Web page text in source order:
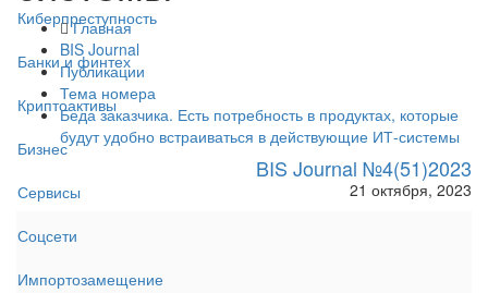
Киберпреступность
Банки и финтех
Криптоактивы
Бизнес
Сервисы
Соцсети
Импортозамещение
Главная
BIS Journal
Публикации
Тема номера
Беда заказчика. Есть потребность в продуктах, которые
будут удобно встраиваться в действующие ИТ-системы
BIS Journal №4(51)2023
21 октября, 2023